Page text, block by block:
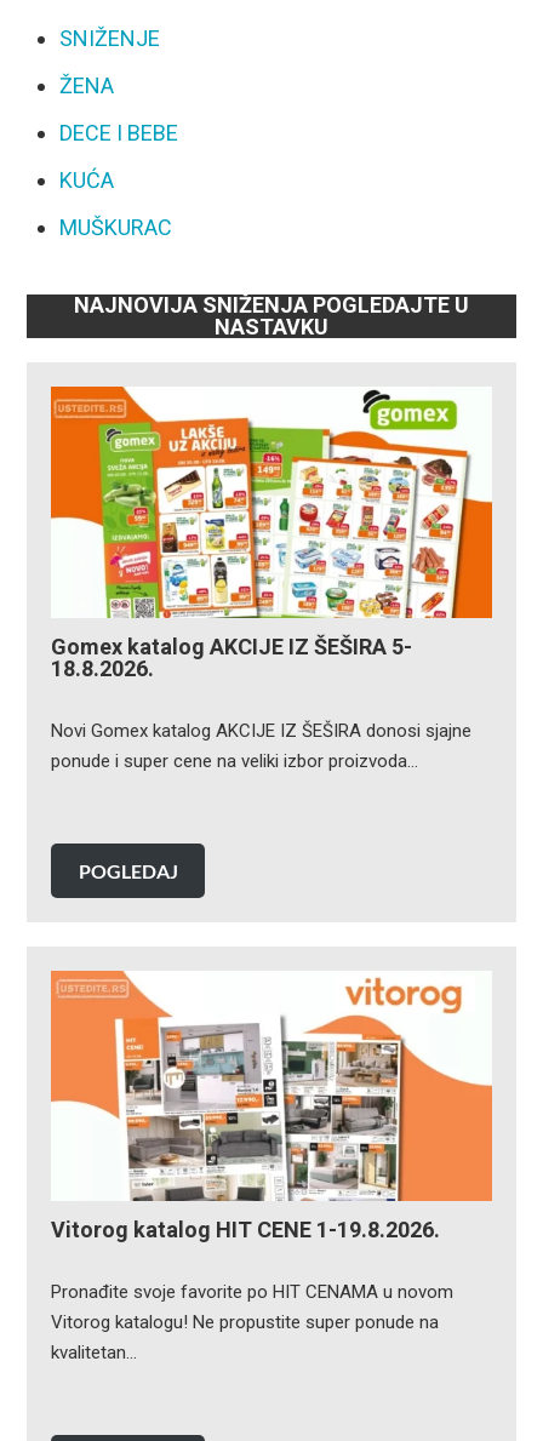
SNIŽENJE
ŽENA
DECE I BEBE
KUĆA
MUŠKURAC
NAJNOVIJA SNIŽENJA POGLEDAJTE U
NASTAVKU
Gomex katalog AKCIJE IZ ŠEŠIRA 5-
18.8.2026.
Novi Gomex katalog AKCIJE IZ ŠEŠIRA donosi sjajne
ponude i super cene na veliki izbor proizvoda…
POGLEDAJ
Vitorog katalog HIT CENE 1-19.8.2026.
Pronađite svoje favorite po HIT CENAMA u novom
Vitorog katalogu! Ne propustite super ponude na
kvalitetan…